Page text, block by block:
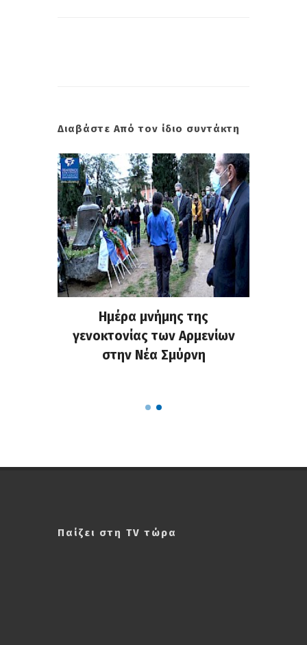
Διαβάστε Από τον ίδιο συντάκτη
Ημέρα μνήμης της
γενοκτονίας των Αρμενίων
στην Νέα Σμύρνη
Παίζει στη TV τώρα